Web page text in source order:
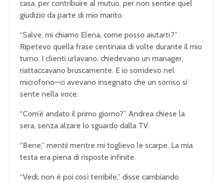
casa, per contribuire al mutuo, per non sentire quel
giudizio da parte di mio marito.
“Salve, mi chiamo Elena, come posso aiutarti?”
Ripetevo quella frase centinaia di volte durante il mio
turno. I clienti urlavano, chiedevano un manager,
riattaccavano bruscamente. E io sorridevo nel
microfono—ci avevano insegnato che un sorriso si
sente nella voce.
“Com’è andato il primo giorno?” Andrea chiese la
sera, senza alzare lo sguardo dalla TV.
“Bene,” mentii mentre mi toglievo le scarpe. La mia
testa era piena di risposte infinite.
“Vedi, non è poi così terribile,” disse cambiando